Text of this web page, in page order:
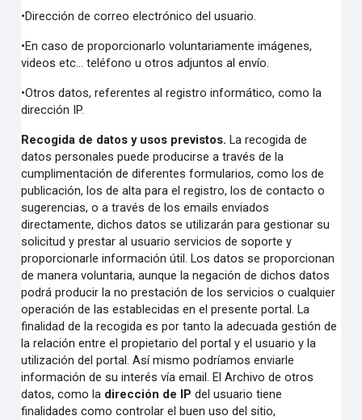
•Dirección de correo electrónico del usuario.
•En caso de proporcionarlo voluntariamente imágenes,
videos etc… teléfono u otros adjuntos al envío.
•Otros datos, referentes al registro informático, como la
dirección IP.
Recogida de datos y usos previstos.La recogida de
datos personales puede producirse a través de la
cumplimentación de diferentes formularios, como los de
publicación, los de alta para el registro, los de contacto o
sugerencias, o a través de los emails enviados
directamente, dichos datos se utilizarán para gestionar su
solicitud y prestar al usuario servicios de soporte y
proporcionarle información útil. Los datos se proporcionan
de manera voluntaria, aunque la negación de dichos datos
podrá producir la no prestación de los servicios o cualquier
operación de las establecidas en el presente portal. La
finalidad de la recogida es por tanto la adecuada gestión de
la relación entre el propietario del portal y el usuario y la
utilización del portal. Así mismo podríamos enviarle
información de su interés vía email. El Archivo de otros
datos, como la dirección de IPdel usuario tiene
finalidades como controlar el buen uso del sitio,